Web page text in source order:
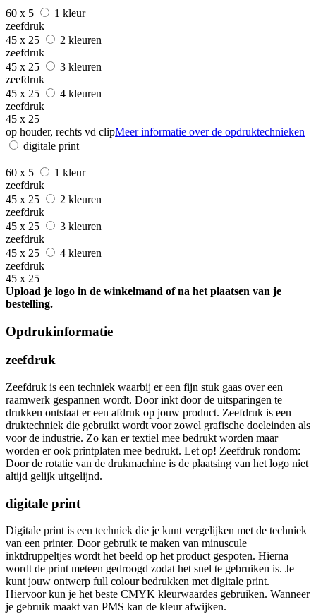
60 x 5
1 kleur
zeefdruk
45 x 25
2 kleuren
zeefdruk
45 x 25
3 kleuren
zeefdruk
45 x 25
4 kleuren
zeefdruk
45 x 25
op houder, rechts vd clipMeer informatie over de opdruktechnieken
digitale print
60 x 5
1 kleur
zeefdruk
45 x 25
2 kleuren
zeefdruk
45 x 25
3 kleuren
zeefdruk
45 x 25
4 kleuren
zeefdruk
45 x 25
Upload je logo in de winkelmand of na het plaatsen van je
bestelling.
Opdrukinformatie
zeefdruk
Zeefdruk is een techniek waarbij er een fijn stuk gaas over een
raamwerk gespannen wordt. Door inkt door de uitsparingen te
drukken ontstaat er een afdruk op jouw product. Zeefdruk is een
druktechniek die gebruikt wordt voor zowel grafische doeleinden als
voor de industrie. Zo kan er textiel mee bedrukt worden maar
worden er ook printplaten mee bedrukt. Let op! Zeefdruk rondom:
Door de rotatie van de drukmachine is de plaatsing van het logo niet
altijd gelijk uitgelijnd.
digitale print
Digitale print is een techniek die je kunt vergelijken met de techniek
van een printer. Door gebruik te maken van minuscule
inktdruppeltjes wordt het beeld op het product gespoten. Hierna
wordt de print meteen gedroogd zodat het snel te gebruiken is. Je
kunt jouw ontwerp full colour bedrukken met digitale print.
Hiervoor kun je het beste CMYK kleurwaardes gebruiken. Wanneer
je gebruik maakt van PMS kan de kleur afwijken.